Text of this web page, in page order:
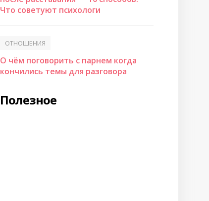
Что советуют психологи
ОТНОШЕНИЯ
О чём поговорить с парнем когда
кончились темы для разговора
Полезное